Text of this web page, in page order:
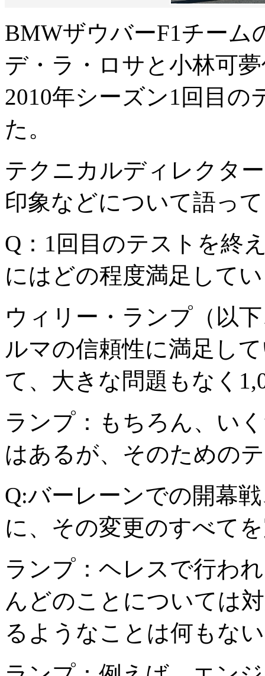
BMWザウバーF1チーム
デ・ラ・ロサと小林可
2010年シーズン1回目の
た。
テクニカルディレクタ
印象などについて語っ
Q：1回目のテストを終
にはどの程度満足して
ウィリー・ランプ（以
ルマの信頼性に満足し
て、大きな問題もなく
ランプ：もちろん、い
はあるが、そのための
Q:バーレーンでの開幕
に、その変更のすべて
ランプ：ヘレスで行わ
んどのことについては
るようなことは何もな